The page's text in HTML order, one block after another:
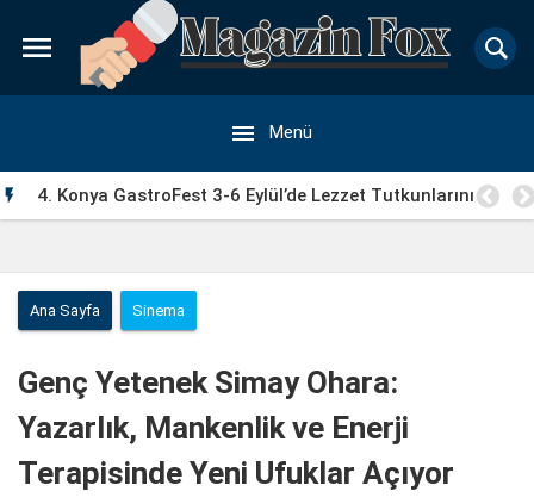

 Menü
 4. Konya GastroFest 3-6 Eylül’de Lezzet Tutkunlarını
Ana Sayfa Sinema
Genç Yetenek Simay Ohara:
Yazarlık, Mankenlik ve Enerji
Terapisinde Yeni Ufuklar Açıyor